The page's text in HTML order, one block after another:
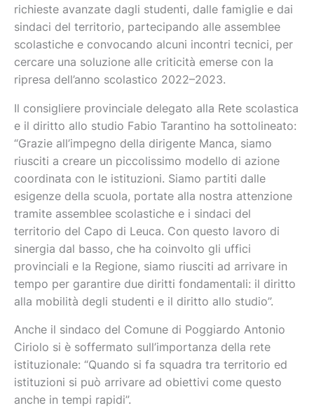
richieste avanzate dagli studenti, dalle famiglie e dai
sindaci del territorio, partecipando alle assemblee
scolastiche e convocando alcuni incontri tecnici, per
cercare una soluzione alle criticità emerse con la
ripresa dell’anno scolastico 2022–2023.
Il consigliere provinciale delegato alla Rete scolastica
e il diritto allo studio Fabio Tarantino ha sottolineato:
“Grazie all’impegno della dirigente Manca, siamo
riusciti a creare un piccolissimo modello di azione
coordinata con le istituzioni. Siamo partiti dalle
esigenze della scuola, portate alla nostra attenzione
tramite assemblee scolastiche e i sindaci del
territorio del Capo di Leuca. Con questo lavoro di
sinergia dal basso, che ha coinvolto gli uffici
provinciali e la Regione, siamo riusciti ad arrivare in
tempo per garantire due diritti fondamentali: il diritto
alla mobilità degli studenti e il diritto allo studio”.
Anche il sindaco del Comune di Poggiardo Antonio
Ciriolo si è soffermato sull’importanza della rete
istituzionale: “Quando si fa squadra tra territorio ed
istituzioni si può arrivare ad obiettivi come questo
anche in tempi rapidi”.